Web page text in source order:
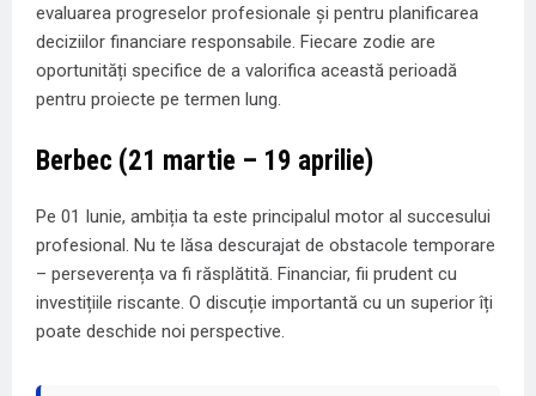
evaluarea progreselor profesionale și pentru planificarea
deciziilor financiare responsabile. Fiecare zodie are
oportunități specifice de a valorifica această perioadă
pentru proiecte pe termen lung.
Berbec (21 martie – 19 aprilie)
Pe 01 Iunie, ambiția ta este principalul motor al succesului
profesional. Nu te lăsa descurajat de obstacole temporare
– perseverența va fi răsplătită. Financiar, fii prudent cu
investițiile riscante. O discuție importantă cu un superior îți
poate deschide noi perspective.